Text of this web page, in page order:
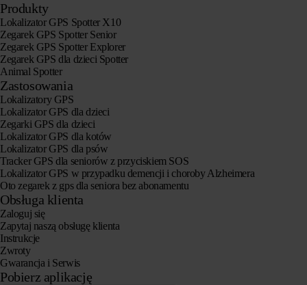
Produkty
Lokalizator GPS Spotter X10
Zegarek GPS Spotter Senior
Zegarek GPS Spotter Explorer
Zegarek GPS dla dzieci Spotter
Animal Spotter
Zastosowania
Lokalizatory GPS
Lokalizator GPS dla dzieci
Zegarki GPS dla dzieci
Lokalizator GPS dla kotów
Lokalizator GPS dla psów
Tracker GPS dla seniorów z przyciskiem SOS
Lokalizator GPS w przypadku demencji i choroby Alzheimera
Oto zegarek z gps dla seniora bez abonamentu
Obsługa klienta
Zaloguj się
Zapytaj naszą obsługę klienta
Instrukcje
Zwroty
Gwarancja i Serwis
Pobierz aplikację